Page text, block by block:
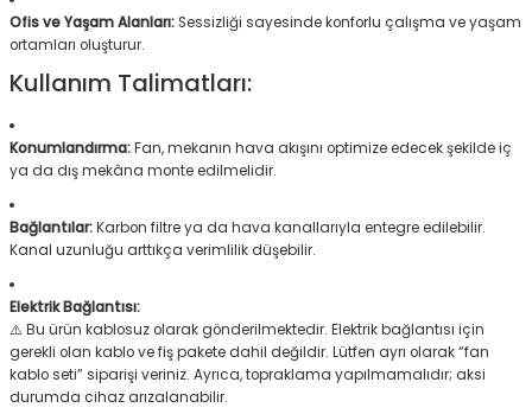
Ofis ve Yaşam Alanları:Sessizliği sayesinde konforlu çalışma ve yaşam
ortamları oluşturur.
Kullanım Talimatları:
Konumlandırma:Fan, mekanın hava akışını optimize edecek şekilde iç
ya da dış mekâna monte edilmelidir.
Bağlantılar:Karbon filtre ya da hava kanallarıyla entegre edilebilir.
Kanal uzunluğu arttıkça verimlilik düşebilir.
Elektrik Bağlantısı:
⚠️ Bu ürün kablosuz olarak gönderilmektedir. Elektrik bağlantısı için
gerekli olan kablo ve fiş pakete dahil değildir. Lütfen ayrı olarak “fan
kablo seti” siparişi veriniz. Ayrıca, topraklama yapılmamalıdır; aksi
durumda cihaz arızalanabilir.